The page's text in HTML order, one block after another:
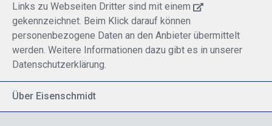
Links zu Webseiten Dritter sind mit einem
gekennzeichnet. Beim Klick darauf können
personenbezogene Daten an den Anbieter übermittelt
werden. Weitere Informationen dazu gibt es in unserer
Datenschutzerklärung.
Über Eisenschmidt